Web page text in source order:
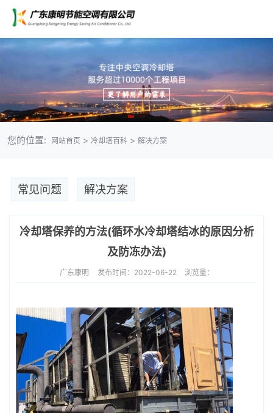
您的位置: 网站首页 > 冷却塔百科> 解决方案
常见问题 解决方案
冷却塔保养的方法(循环水冷却塔结冰的原因分析
及防冻办法)
广东康明 发布时间：2022-06-22 浏览量：